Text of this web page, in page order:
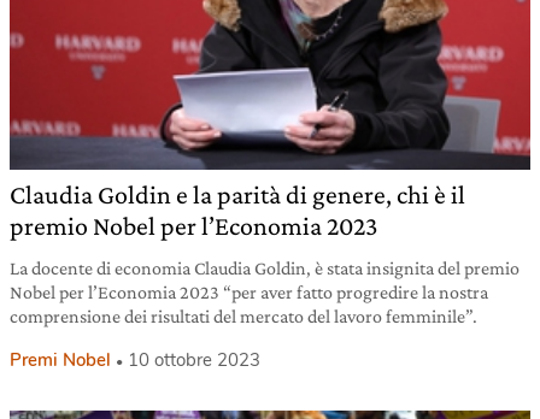
Claudia Goldin e la parità di genere, chi è il
premio Nobel per l’Economia 2023
La docente di economia Claudia Goldin, è stata insignita del premio
Nobel per l’Economia 2023 “per aver fatto progredire la nostra
comprensione dei risultati del mercato del lavoro femminile”.
Premi Nobel 10 ottobre 2023